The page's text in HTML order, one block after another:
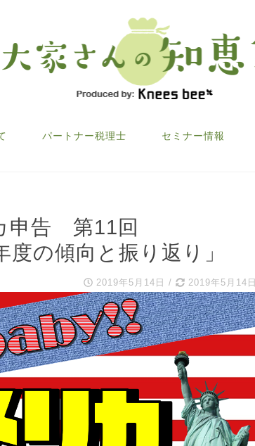
パートナー税理士 セミナー情報
申告 第11回
度の傾向と振り返り」
2019年5月14日 / 2019年5月14日